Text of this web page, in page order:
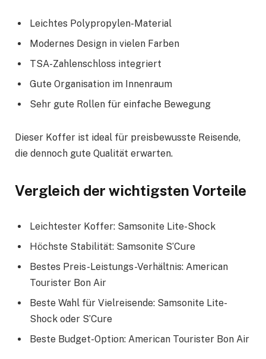
Leichtes Polypropylen-Material
Modernes Design in vielen Farben
TSA-Zahlenschloss integriert
Gute Organisation im Innenraum
Sehr gute Rollen für einfache Bewegung
Dieser Koffer ist ideal für preisbewusste Reisende,
die dennoch gute Qualität erwarten.
Vergleich der wichtigsten Vorteile
Leichtester Koffer: Samsonite Lite-Shock
Höchste Stabilität: Samsonite S’Cure
Bestes Preis-Leistungs-Verhältnis: American
Tourister Bon Air
Beste Wahl für Vielreisende: Samsonite Lite-
Shock oder S’Cure
Beste Budget-Option: American Tourister Bon Air